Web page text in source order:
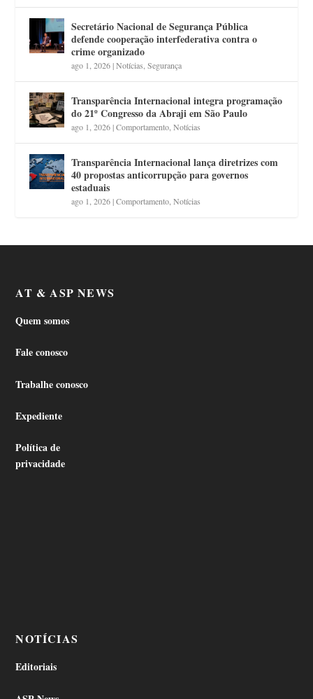
Secretário Nacional de Segurança Pública
defende cooperação interfederativa contra o
crime organizado
ago 1, 2026|Notícias ,Segurança
Transparência Internacional integra programação
do 21º Congresso da Abraji em São Paulo
ago 1, 2026|Comportamento ,Notícias
Transparência Internacional lança diretrizes com
40 propostas anticorrupção para governos
estaduais
ago 1, 2026|Comportamento ,Notícias
AT & ASP NEWS
Quem somos
Fale conosco
Trabalhe conosco
Expediente
Política de
privacidade
NOTÍCIAS
Editoriais